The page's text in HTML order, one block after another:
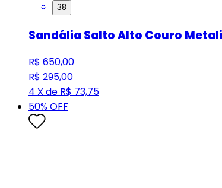
38
Sandália Salto Alto Couro
R$ 650,00
R$ 295,00
4 X de R$ 73,75
50% OFF